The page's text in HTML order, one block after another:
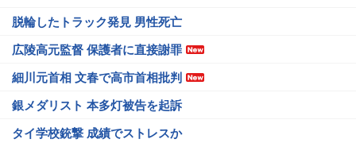
脱輪したトラック発見 男性死亡
広陵高元監督 保護者に直接謝罪
細川元首相 文春で高市首相批判
銀メダリスト 本多灯被告を起訴
タイ学校銃撃 成績でストレスか